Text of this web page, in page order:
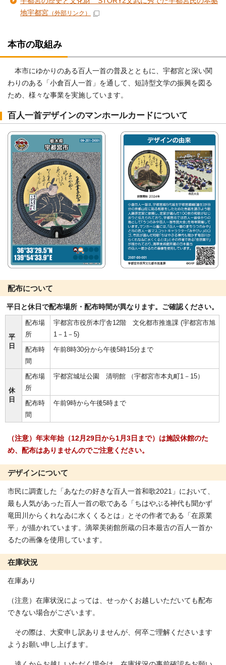
地宇都宮 （外部リンク）
本市の取組み
本市にゆかりのある百人一首の普及とともに、宇都宮と深い関
わりのある「小倉百人一首」を通して、短詩型文学の振興を図る
ため、様々な事業を実施しています。
百人一首デザインのマンホールカードについて
配布について
平日と休日で配布場所・配布時間が異なります。ご確認ください。
平
日
配布場
所
宇都宮市役所本庁舎12階 文化都市推進課 (宇都宮市旭
1－1－5)
配布時
間
午前8時30分から午後5時15分まで
休
日
配布場
所
宇都宮城址公園 清明館 （宇都宮市本丸町1－15）
配布時
間
午前9時から午後5時まで
（注意）年末年始（12月29日から1月3日まで）は施設休館のた
め、配布はありませんのでご注意ください。
デザインについて
市民に調査した「あなたの好きな百人一首和歌2021」において、
最も人気があった百人一首の歌である「ちはやぶる神代も聞かず
竜田川からくれなゐに水くくるとは」とその作者である「在原業
平」が描かれています。滴翠美術館所蔵の日本最古の百人一首か
るたの画像を使用しています。
在庫状況
在庫あり
（注意）在庫状況によっては、せっかくお越しいただいても配布
できない場合がございます。
その際は、大変申し訳ありませんが、何卒ご理解くださいます
ようお願い申し上げます。